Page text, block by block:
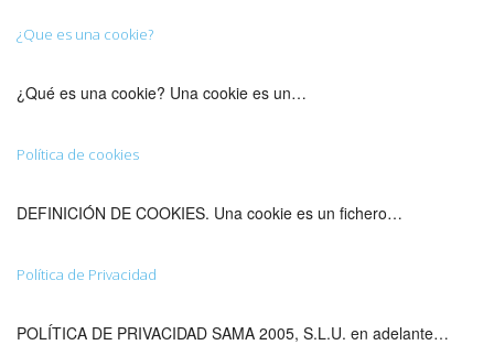
¿Que es una cookie?
¿Qué es una cookie? Una cookie es un…
Política de cookies
DEFINICIÓN DE COOKIES. Una cookie es un fichero…
Política de Privacidad
POLÍTICA DE PRIVACIDAD SAMA 2005, S.L.U. en adelante…